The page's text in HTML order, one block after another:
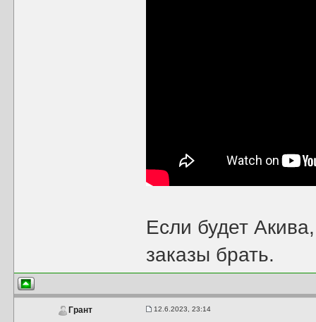
Если будет
заказы брать.
Грант 12.6.2023, 23:14